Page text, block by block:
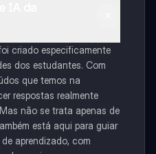
criado especificamente
dos estudantes. Com
que temos na
respostas realmente
não se trata apenas de
está aqui para guiar
aprendizado, com